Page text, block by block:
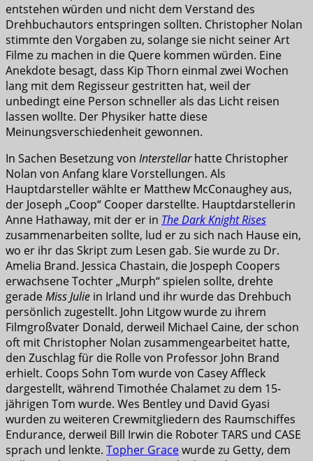
entstehen würden und nicht dem Verstand des
Drehbuchautors entspringen sollten. Christopher Nolan
stimmte den Vorgaben zu, solange sie nicht seiner Art
Filme zu machen in die Quere kommen würden. Eine
Anekdote besagt, dass Kip Thorn einmal zwei Wochen
lang mit dem Regisseur gestritten hat, weil der
unbedingt eine Person schneller als das Licht reisen
lassen wollte. Der Physiker hatte diese
Meinungsverschiedenheit gewonnen.
In Sachen Besetzung von Interstellarhatte Christopher
Nolan von Anfang klare Vorstellungen. Als
Hauptdarsteller wählte er Matthew McConaughey aus,
der Joseph „Coop“ Cooper darstellte. Hauptdarstellerin
Anne Hathaway, mit der er in The Dark Knight Rises
zusammenarbeiten sollte, lud er zu sich nach Hause ein,
wo er ihr das Skript zum Lesen gab. Sie wurde zu Dr.
Amelia Brand. Jessica Chastain, die Jospeph Coopers
erwachsene Tochter „Murph“ spielen sollte, drehte
geradeMiss Julie in Irland und ihr wurde das Drehbuch
persönlich zugestellt. John Litgow wurde zu ihrem
Filmgroßvater Donald, derweil Michael Caine, der schon
oft mit Christopher Nolan zusammengearbeitet hatte,
den Zuschlag für die Rolle von Professor John Brand
erhielt. Coops Sohn Tom wurde von Casey Affleck
dargestellt, während Timothée Chalamet zu dem 15-
jährigen Tom wurde. Wes Bentley und David Gyasi
wurden zu weiteren Crewmitgliedern des Raumschiffes
Endurance, derweil Bill Irwin die Roboter TARS und CASE
sprach und lenkte. Topher Gracewurde zu Getty, dem